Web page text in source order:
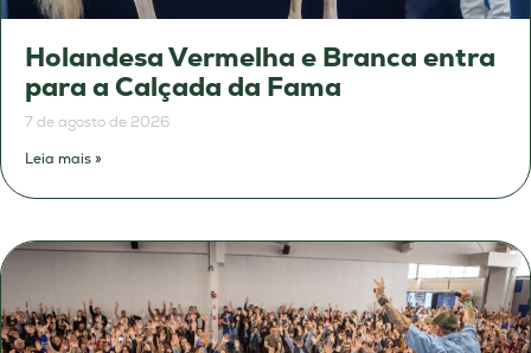
Holandesa Vermelha e Branca entra
para a Calçada da Fama
7 de agosto de 2026
Leia mais »